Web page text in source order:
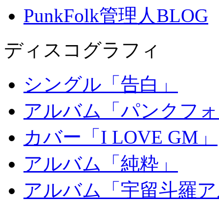
PunkFolk管理人BLOG
ディスコグラフィ
シングル「告白」
アルバム「パンクフ
カバー「I LOVE GM」
アルバム「純粋」
アルバム「宇留斗羅